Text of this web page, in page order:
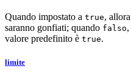
Quando impostato a true,
saranno gonfiati; quando falso
valore predefinito è true.
limite